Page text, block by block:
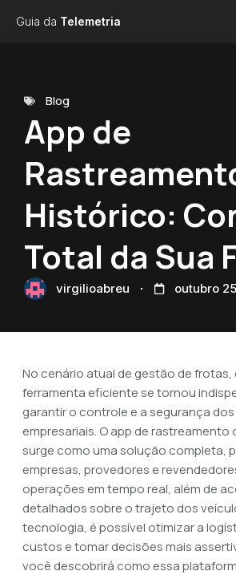
Guia da Telemetria
Blog
App de
Histórico:
Total da Sua
virgilioabreu outubro
No cenário atual de gestão de
ferramenta eficiente se tornou
garantir o controle e a segurança
empresariais. O app de
surge como uma solução completa,
empresas, provedores e
operações em tempo real, além de
detalhados sobre o trajeto dos
tecnologia, é possível otimizar a
custos e tomar decisões mais
você descobrirá como essa